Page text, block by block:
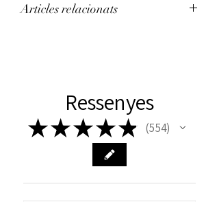
confiança a la teva compra.
Articles relacionats
Capsa Mistborn 2 - El pou de
l'Ascensió
Mistborn 3 - L'heroi de l'eternitat
Capsa Mistborn 3 - L'heroi de
Ressenyes
★★★★★ 554
554